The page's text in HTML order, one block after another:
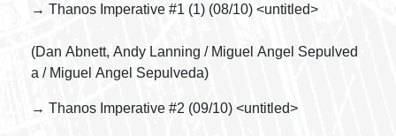
→ Thanos Imperative #1 (1) (08/10) <untitled>
(Dan Abnett, Andy Lanning / Miguel Angel Sepulved
a / Miguel Angel Sepulveda)
→ Thanos Imperative #2 (09/10) <untitled>